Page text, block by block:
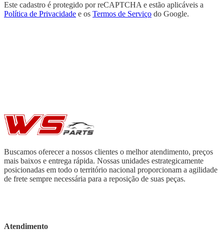
Este cadastro é protegido por reCAPTCHA e estão aplicáveis a
Política de Privacidade e os Termos de Serviço do Google.
Buscamos oferecer a nossos clientes o melhor atendimento, preços
mais baixos e entrega rápida. Nossas unidades estrategicamente
posicionadas em todo o território nacional proporcionam a agilidade
de frete sempre necessária para a reposição de suas peças.
Atendimento